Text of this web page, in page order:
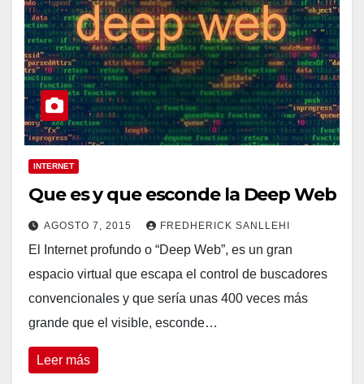
INTERNET
Que es y que esconde la Deep Web
AGOSTO 7, 2015 FREDHERICK SANLLEHI
El Internet profundo o “Deep Web”, es un gran
espacio virtual que escapa el control de buscadores
convencionales y que sería unas 400 veces más
grande que el visible, esconde…
Leer más